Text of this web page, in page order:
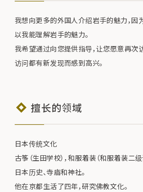
我想向更多的外国人介绍岩手的魅力，因
以我能理解岩手的魅力。
我希望通过向您提供指导，让您愿意再次
访问都有新发现而感到高兴。
擅长的领域
日本传统文化
古筝（生田学校），和服着装（和服着装二级
日本历史、寺庙和神社。
他在京都生活了四年，研究佛教文化。